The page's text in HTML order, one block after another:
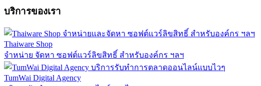
บริการของเรา
Thaiware Shop
จำหน่าย จัดหา ซอฟต์แวร์ลิขสิทธิ์ สำหรับองค์กร ฯลฯ
TumWai Digital Agency